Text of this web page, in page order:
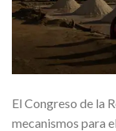
El Congreso de la
mecanismos para